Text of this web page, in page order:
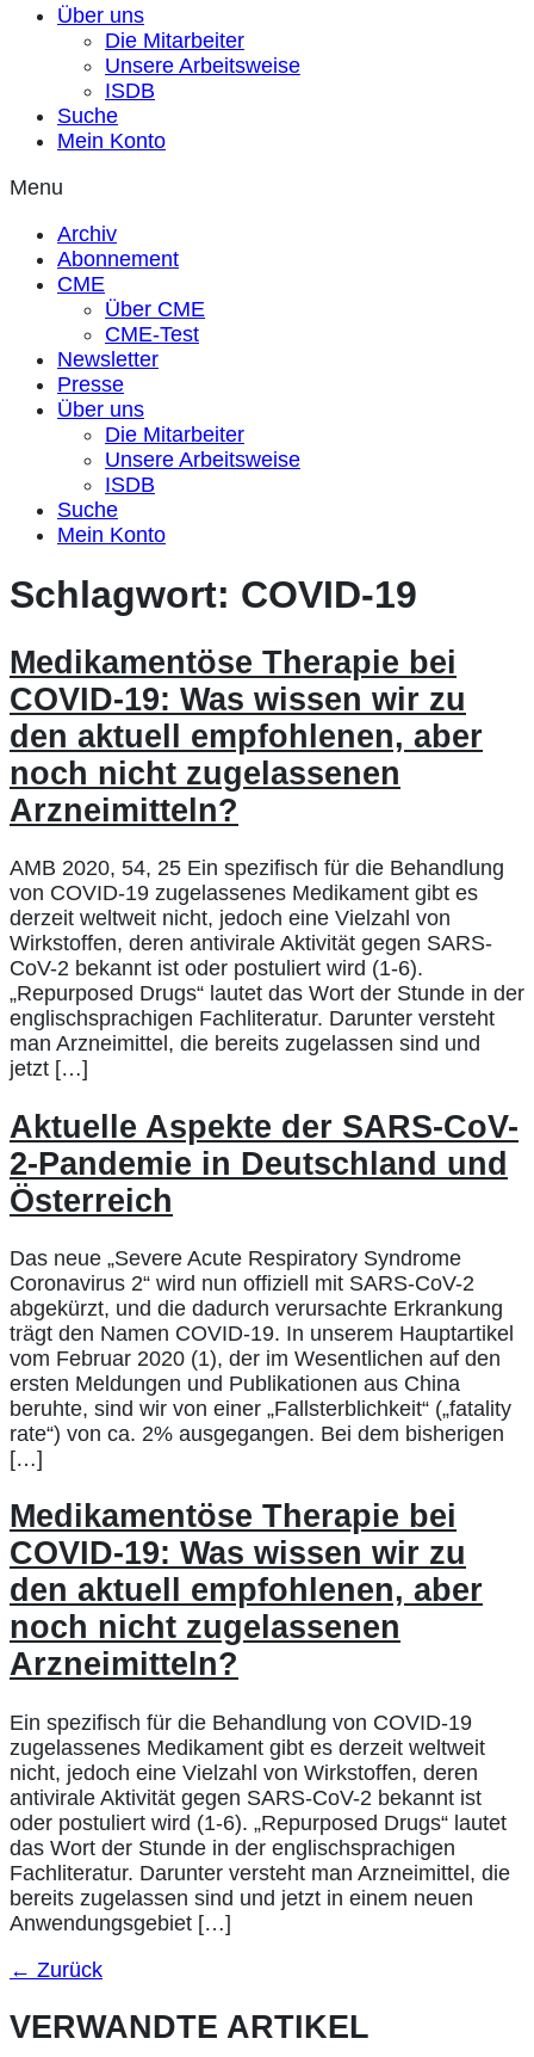
Über uns
Die Mitarbeiter
Unsere Arbeitsweise
ISDB
Suche
Mein Konto
Menu
Archiv
Abonnement
CME
Über CME
CME-Test
Newsletter
Presse
Über uns
Die Mitarbeiter
Unsere Arbeitsweise
ISDB
Suche
Mein Konto
Schlagwort: COVID-19
Medikamentöse Therapie bei
COVID-19: Was wissen wir zu
den aktuell empfohlenen, aber
noch nicht zugelassenen
Arzneimitteln?
AMB 2020, 54, 25 Ein spezifisch für die Behandlung
von COVID-19 zugelassenes Medikament gibt es
derzeit weltweit nicht, jedoch eine Vielzahl von
Wirkstoffen, deren antivirale Aktivität gegen SARS-
CoV-2 bekannt ist oder postuliert wird (1-6).
„Repurposed Drugs“ lautet das Wort der Stunde in der
englischsprachigen Fachliteratur. Darunter versteht
man Arzneimittel, die bereits zugelassen sind und
jetzt […]
Aktuelle Aspekte der SARS-CoV-
2-Pandemie in Deutschland und
Österreich
Das neue „Severe Acute Respiratory Syndrome
Coronavirus 2“ wird nun offiziell mit SARS-CoV-2
abgekürzt, und die dadurch verursachte Erkrankung
trägt den Namen COVID-19. In unserem Hauptartikel
vom Februar 2020 (1), der im Wesentlichen auf den
ersten Meldungen und Publikationen aus China
beruhte, sind wir von einer „Fallsterblichkeit“ („fatality
rate“) von ca. 2% ausgegangen. Bei dem bisherigen
[…]
Medikamentöse Therapie bei
COVID-19: Was wissen wir zu
den aktuell empfohlenen, aber
noch nicht zugelassenen
Arzneimitteln?
Ein spezifisch für die Behandlung von COVID-19
zugelassenes Medikament gibt es derzeit weltweit
nicht, jedoch eine Vielzahl von Wirkstoffen, deren
antivirale Aktivität gegen SARS-CoV-2 bekannt ist
oder postuliert wird (1-6). „Repurposed Drugs“ lautet
das Wort der Stunde in der englischsprachigen
Fachliteratur. Darunter versteht man Arzneimittel, die
bereits zugelassen sind und jetzt in einem neuen
Anwendungsgebiet […]
← Zurück
VERWANDTE ARTIKEL